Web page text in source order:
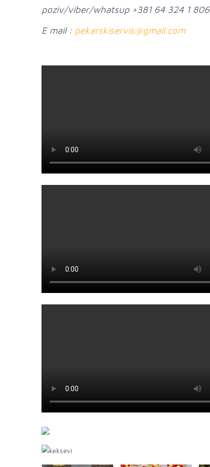
poziv/viber/whatsup +381 64 324 1 806
E mail : pekarskiservis@gmail.com